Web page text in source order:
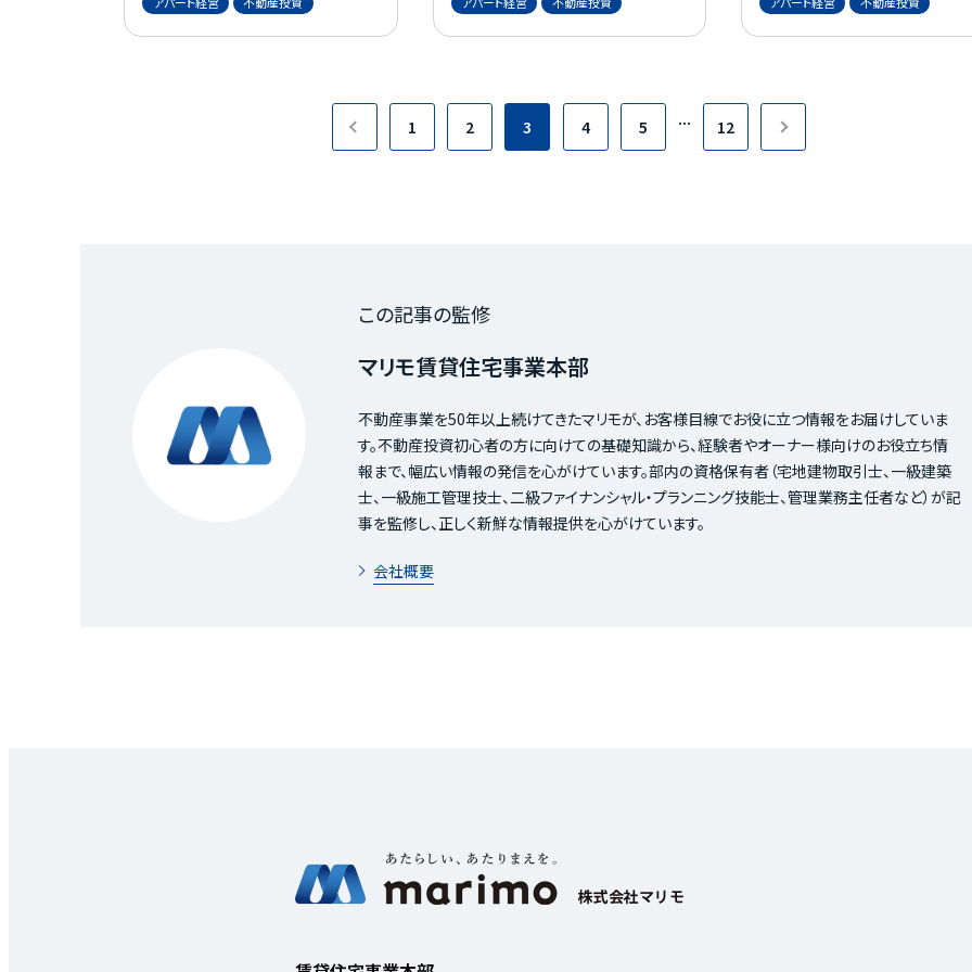
産投資をお考えの方に向けて、ス
「不動産投資を成功させて、安定
的に収入を得たい」とお考えの方
される投資方法まで登場していま
法を、注意点とともにお伝えしま
す。 効率よく資産を形成したい方
の安心はもちろん、空室リスク
です。 この記事では、基準の違いと
現行基準の要点、耐震グレーゾー
1 2 3 4 5 ... 12
この記事の監修
マリモ賃貸住宅事業本部
不動産事業を50年以上続けてきたマリモが、お客様目線でお役に立つ情報をお届けしていま
す。不動産投資初心者の方に向けての基礎知識から、経験者やオーナー様向けのお役立ち情
報まで、幅広い情報の発信を心がけています。部内の資格保有者（宅地建物取引士、一級建築
士、一級施工管理技士、二級ファイナンシャル・プランニング技能士、管理業務主任者など）が記
事を監修し、正しく新鮮な情報提供を心がけています。
会社概要